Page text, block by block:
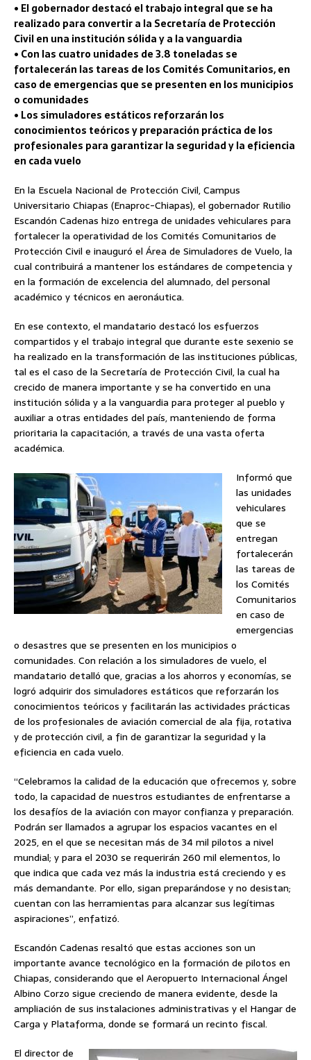
• El gobernador destacó el trabajo integral que se ha
realizado para convertir a la Secretaría de Protección
Civil en una institución sólida y a la vanguardia
• Con las cuatro unidades de 3.8 toneladas se
fortalecerán las tareas de los Comités Comunitarios, en
caso de emergencias que se presenten en los municipios
o comunidades
• Los simuladores estáticos reforzarán los
conocimientos teóricos y preparación práctica de los
profesionales para garantizar la seguridad y la eficiencia
en cada vuelo
En la Escuela Nacional de Protección Civil, Campus
Universitario Chiapas (Enaproc-Chiapas), el gobernador Rutilio
Escandón Cadenas hizo entrega de unidades vehiculares para
fortalecer la operatividad de los Comités Comunitarios de
Protección Civil e inauguró el Área de Simuladores de Vuelo, la
cual contribuirá a mantener los estándares de competencia y
en la formación de excelencia del alumnado, del personal
académico y técnicos en aeronáutica.
En ese contexto, el mandatario destacó los esfuerzos
compartidos y el trabajo integral que durante este sexenio se
ha realizado en la transformación de las instituciones públicas,
tal es el caso de la Secretaría de Protección Civil, la cual ha
crecido de manera importante y se ha convertido en una
institución sólida y a la vanguardia para proteger al pueblo y
auxiliar a otras entidades del país, manteniendo de forma
prioritaria la capacitación, a través de una vasta oferta
académica.
Informó que
las unidades
vehiculares
que se
entregan
fortalecerán
las tareas de
los Comités
Comunitarios
en caso de
emergencias
o desastres que se presenten en los municipios o
comunidades. Con relación a los simuladores de vuelo, el
mandatario detalló que, gracias a los ahorros y economías, se
logró adquirir dos simuladores estáticos que reforzarán los
conocimientos teóricos y facilitarán las actividades prácticas
de los profesionales de aviación comercial de ala fija, rotativa
y de protección civil, a fin de garantizar la seguridad y la
eficiencia en cada vuelo.
“Celebramos la calidad de la educación que ofrecemos y, sobre
todo, la capacidad de nuestros estudiantes de enfrentarse a
los desafíos de la aviación con mayor confianza y preparación.
Podrán ser llamados a agrupar los espacios vacantes en el
2025, en el que se necesitan más de 34 mil pilotos a nivel
mundial; y para el 2030 se requerirán 260 mil elementos, lo
que indica que cada vez más la industria está creciendo y es
más demandante. Por ello, sigan preparándose y no desistan;
cuentan con las herramientas para alcanzar sus legítimas
aspiraciones”, enfatizó.
Escandón Cadenas resaltó que estas acciones son un
importante avance tecnológico en la formación de pilotos en
Chiapas, considerando que el Aeropuerto Internacional Ángel
Albino Corzo sigue creciendo de manera evidente, desde la
ampliación de sus instalaciones administrativas y el Hangar de
Carga y Plataforma, donde se formará un recinto fiscal.
El director de